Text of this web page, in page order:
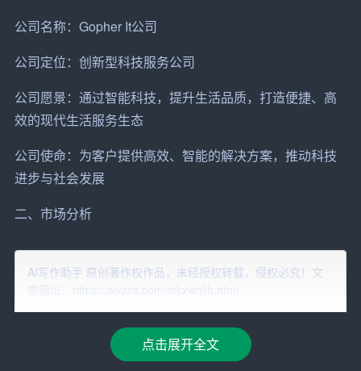
公司名称：Gopher It公司
公司定位：创新型科技服务公司
公司愿景：通过智能科技，提升生活品质，打造便捷、高
效的现代生活服务生态
公司使命：为客户提供高效、智能的解决方案，推动科技
进步与社会发展
二、 市场分析
1. 市场背景
随着人工智能、大数据和物联网技术的迅猛发展，智能化
智能物流，还是智能健康管理，市场需求呈现出爆发式增
长。根据市场调研机构的数据显示，全球智能服务市场规
AI写作助手 原创著作权作品，未经授权转载，侵权必究！文
章网址：https://aixzzs.com/mkxwqlih.html
点击展开全文